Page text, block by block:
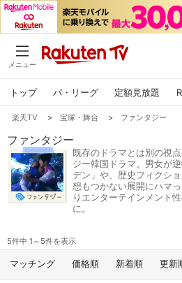
メニュー
トップ パ・リーグ 定額見放題
楽天TV > 宝塚・舞台 > ファンタジー
ファンタジー
既存のドラマとは別の視
ジー韓国ドラマ。男女が
デン」や、歴史フィクシ
想もつかない展開にハマ
りエンターテインメント
に。
5件中 1～5件を表示
マッチング 価格順 新着順 更新